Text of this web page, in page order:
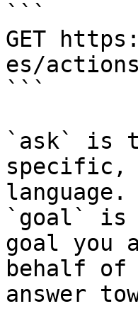
```
GET
es/
```
`ask` is
specific,
language.
`goal` is
goal you
behalf
answer